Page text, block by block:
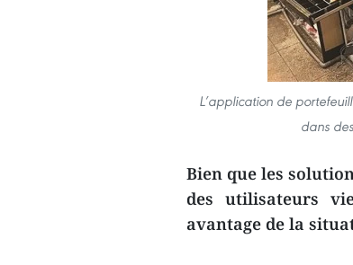
L’application de
dans
Bien que les
des utilisateurs
avantage de la